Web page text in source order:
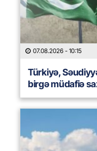
07.08.2026 - 10:15
Türkiyə,
birgə müdafiə